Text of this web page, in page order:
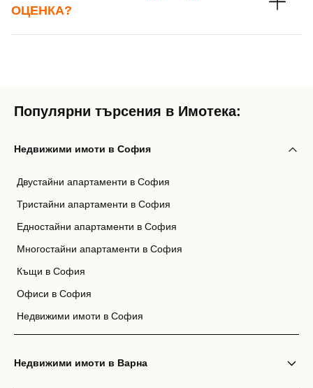
ОЦЕНКА?
Популярни търсения в Имотека:
Недвижими имоти в София
Двустайни апартаменти в София
Тристайни апартаменти в София
Едностайни апартаменти в София
Многостайни апартаменти в София
Къщи в София
Офиси в София
Недвижими имоти в София
Недвижими имоти в Варна